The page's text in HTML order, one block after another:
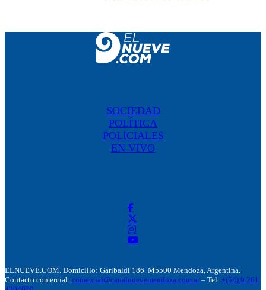
SOCIEDAD
POLÍTICA
POLICIALES
EN VIVO
ELNUEVE.COM. Domicillo: Garibaldi 186. M5500 Mendoza, Argentina.
Contacto comercial: comercial@canalnuevemendoza.com.ar – Tel: +(54) 9 261